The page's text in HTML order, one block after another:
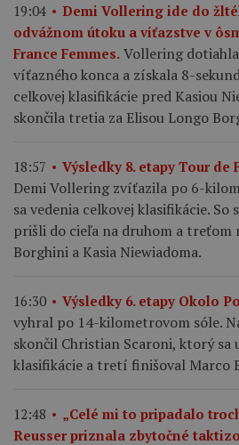
19:04
Demi Vollering ide do
odvážnom útoku a víťazstve v
France Femmes. Vollering
víťazného konca a získala 8-
celkovej klasifikácie pred Kasiou
skončila tretia za Elisou Longo
18:57 Výsledky 8. etapy Tour de
Demi Vollering zvíťazila po 6-
sa vedenia celkovej klasifikácie.
prišli do cieľa na druhom a treťom
Borghini a Kasia Niewiadoma.
16:30 Výsledky 6. etapy Okolo
vyhral po 14-kilometrovom sóle.
skončil Christian Scaroni, ktorý sa
klasifikácie a tretí finišoval Marco
12:48
„Celé mi to pripadalo
Reusser priznala zbytočné